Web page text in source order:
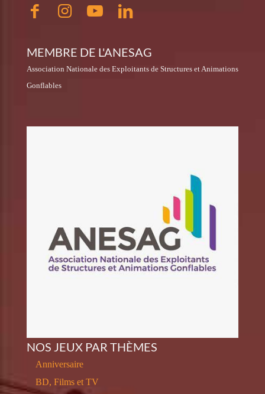
MEMBRE DE L'ANESAG
Association Nationale des Exploitants de Structures et Animations
Gonflables
NOS JEUX PAR THÈMES
Anniversaire
BD, Films et TV